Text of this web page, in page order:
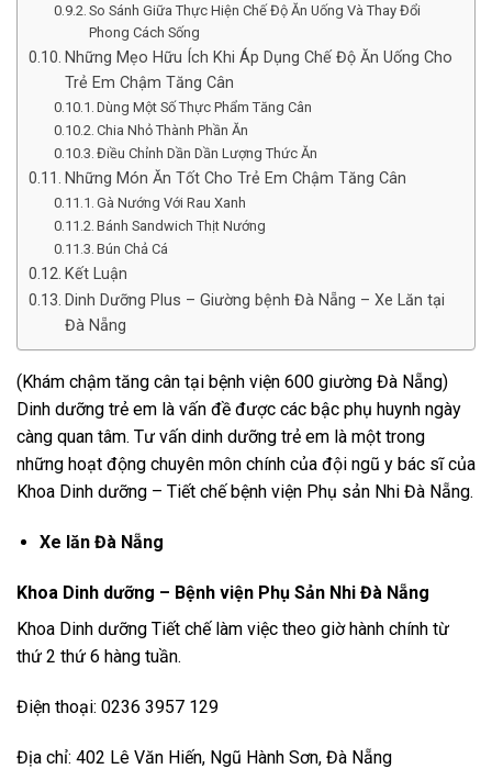
So Sánh Giữa Thực Hiện Chế Độ Ăn Uống Và Thay Đổi
Phong Cách Sống
Những Mẹo Hữu Ích Khi Áp Dụng Chế Độ Ăn Uống Cho
Trẻ Em Chậm Tăng Cân
Dùng Một Số Thực Phẩm Tăng Cân
Chia Nhỏ Thành Phần Ăn
Điều Chỉnh Dần Dần Lượng Thức Ăn
Những Món Ăn Tốt Cho Trẻ Em Chậm Tăng Cân
Gà Nướng Với Rau Xanh
Bánh Sandwich Thịt Nướng
Bún Chả Cá
Kết Luận
Dinh Dưỡng Plus – Giường bệnh Đà Nẵng – Xe Lăn tại
Đà Nẵng
(Khám chậm tăng cân tại bệnh viện 600 giường Đà Nẵng)
Dinh dưỡng trẻ em là vấn đề được các bậc phụ huynh ngày
càng quan tâm. Tư vấn dinh dưỡng trẻ em là một trong
những hoạt động chuyên môn chính của đội ngũ y bác sĩ của
Khoa Dinh dưỡng – Tiết chế bệnh viện Phụ sản Nhi Đà Nẵng.
Xe lăn Đà Nẵng
Khoa Dinh dưỡng – Bệnh viện Phụ Sản Nhi Đà Nẵng
Khoa Dinh dưỡng Tiết chế làm việc theo giờ hành chính từ
thứ 2 thứ 6 hàng tuần.
Điện thoại: 0236 3957 129
Địa chỉ: 402 Lê Văn Hiến, Ngũ Hành Sơn, Đà Nẵng